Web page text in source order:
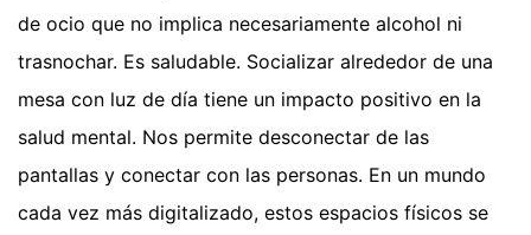
de ocio que no implica necesariamente alcohol ni
trasnochar. Es saludable. Socializar alrededor de una
mesa con luz de día tiene un impacto positivo en la
salud mental. Nos permite desconectar de las
pantallas y conectar con las personas. En un mundo
cada vez más digitalizado, estos espacios físicos se